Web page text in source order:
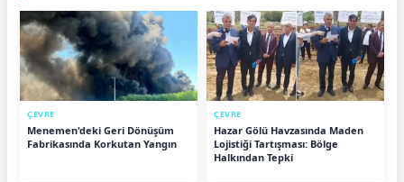
ÇEVRE
Menemen'deki Geri Dönüşüm
Fabrikasında Korkutan Yangın
ÇEVRE
Hazar Gölü Havzasında Maden
Lojistiği Tartışması: Bölge
Halkından Tepki